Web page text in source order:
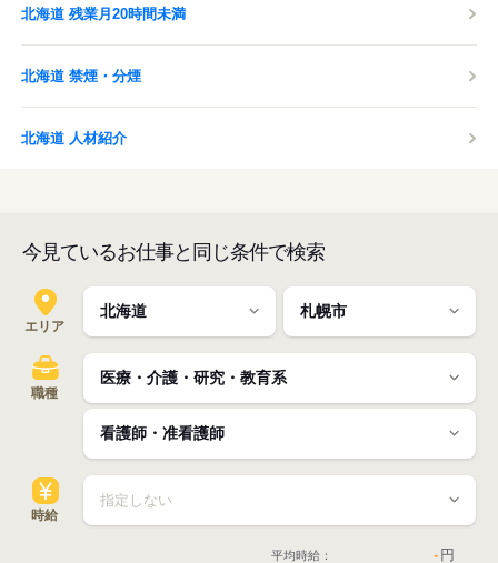
北海道 残業月20時間未満
北海道 禁煙・分煙
北海道 人材紹介
今見ているお仕事と同じ条件で検索
エリア
職種
時給
平均時給： - 円